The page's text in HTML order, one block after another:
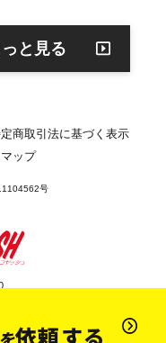
と見る
商取引法に基づく表示
ップ
号
依頼する